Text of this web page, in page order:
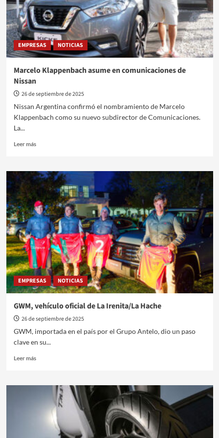
vial
EMPRESAS NOTICIAS
Marcelo Klappenbach asume en comunicaciones de
Nissan
26 de septiembre de 2025
Nissan Argentina confirmó el nombramiento de Marcelo
Klappenbach como su nuevo subdirector de Comunicaciones.
La...
Leer másLeer
Marcelo
Klappenbach
asume
en
comunicaciones
de
Nissan
EMPRESAS NOTICIAS
GWM, vehículo oficial de La Irenita/La Hache
26 de septiembre de 2025
GWM, importada en el país por el Grupo Antelo, dio un paso
clave en su...
Leer másLeer
GWM,
vehículo
Irenita/La